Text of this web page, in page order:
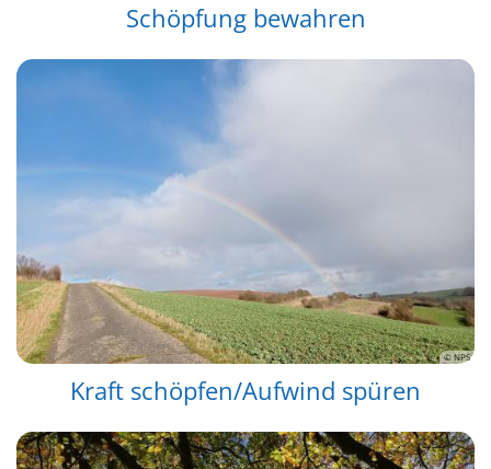
Schöpfung bewahren
© NPS
Kraft schöpfen/Aufwind spüren